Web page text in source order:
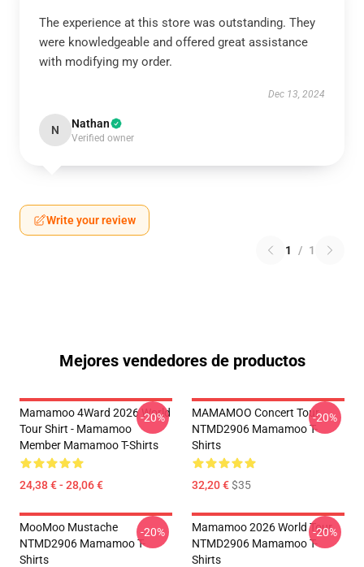
The experience at this store was outstanding. They
were knowledgeable and offered great assistance
with modifying my order.
Dec 13, 2024
N Nathan
Verified owner
Write your review
1 / 1
Mejores vendedores de productos
Mamamoo 4Ward 2026 World
Tour Shirt - Mamamoo
Member Mamamoo T-Shirts
24,38 € - 28,06 €
-20%
MAMAMOO Concert Tour
NTMD2906 Mamamoo T-
Shirts
32,20 €$35
-20%
MooMoo Mustache
NTMD2906 Mamamoo T-
Shirts
-20%
Mamamoo 2026 World Tour
NTMD2906 Mamamoo T-
Shirts
-20%